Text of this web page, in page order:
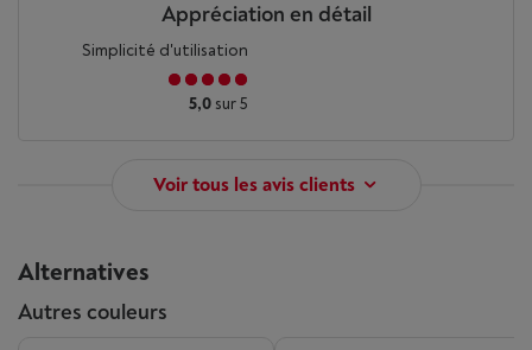
Appréciation en détail
Simplicité d'utilisation
5,0 sur 5
Voir tous les avis clients
Alternatives
Autres couleurs